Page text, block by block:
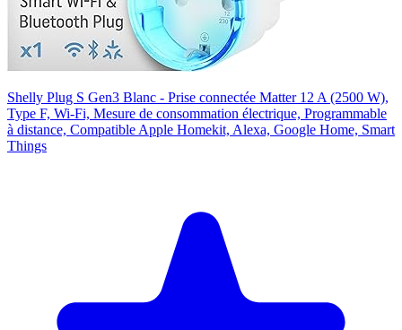
Shelly Plug S Gen3 Blanc - Prise connectée Matter 12 A (2500 W),
Type F, Wi-Fi, Mesure de consommation électrique, Programmable
à distance, Compatible Apple Homekit, Alexa, Google Home, Smart
Things